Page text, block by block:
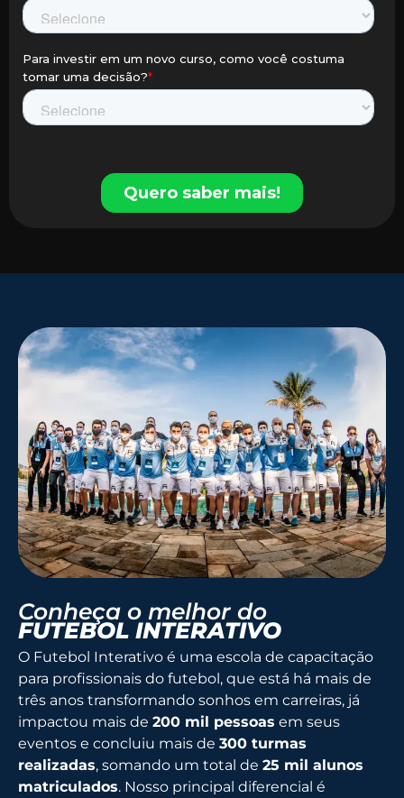
Conheça o melhor do
FUTEBOL INTERATIVO
O Futebol Interativo é uma escola de capacitação
para profissionais do futebol, que está há mais de
três anos transformando sonhos em carreiras, já
impactou mais de 200 mil pessoas em seus
eventos e concluiu mais de 300 turmas
realizadas, somando um total de 25 mil alunos
matriculados. Nosso principal diferencial é